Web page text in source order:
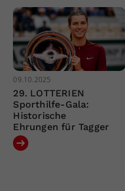
09.10.2025
29. LOTTERIEN
Sporthilfe-Gala:
Historische
Ehrungen für Tagger